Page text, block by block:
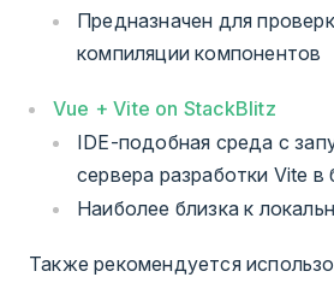
Предназначен для
компиляции компонентов
Vue + Vite on StackBlitz
IDE-подобная среда с
сервера разработки Vite в
Наиболее близка к
Также рекомендуется